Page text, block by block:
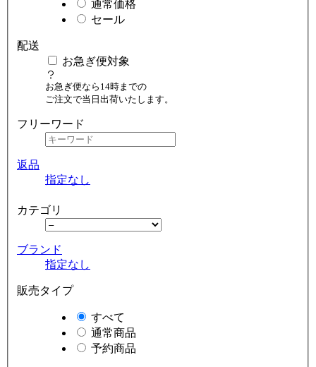
通常価格
セール
配送
お急ぎ便対象
お急ぎ便なら14時までの
ご注文で当日出荷いたします。
フリーワード
返品
指定なし
カテゴリ
ブランド
指定なし
販売タイプ
すべて
通常商品
予約商品